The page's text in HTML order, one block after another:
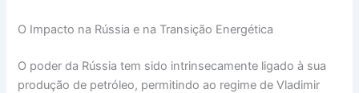
O Impacto na Rússia e na Transição Energética
O poder da Rússia tem sido intrinsecamente ligado à sua
produção de petróleo, permitindo ao regime de Vladimir